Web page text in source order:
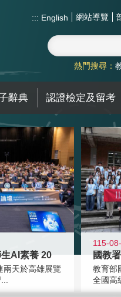
::: English 網站導覽
熱門搜尋：
辭典 認證檢定及留考
AI素養 20
兩天於高雄展覽
115-
教育部
全國高